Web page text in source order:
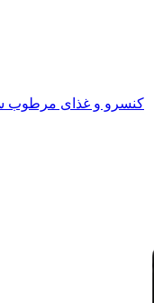
کنسرو و غذای